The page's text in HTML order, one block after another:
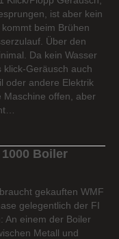
ist aber kein
beim Brühen
Über den
Da kein Wasser
klick-Geräusch auch
oder andere Elektrik
Maschine offen, aber
1000 Boiler
gekauften WMF
gelegentlich der FI
An einem der Boiler
Metall und